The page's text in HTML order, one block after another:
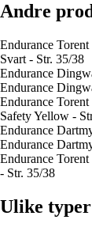
Andre
Endurance
Svart - Str. 35/38
Endurance
Endurance
Endurance
Safety Yellow -
Endurance
Endurance
Endurance
- Str. 35/38
Ulike